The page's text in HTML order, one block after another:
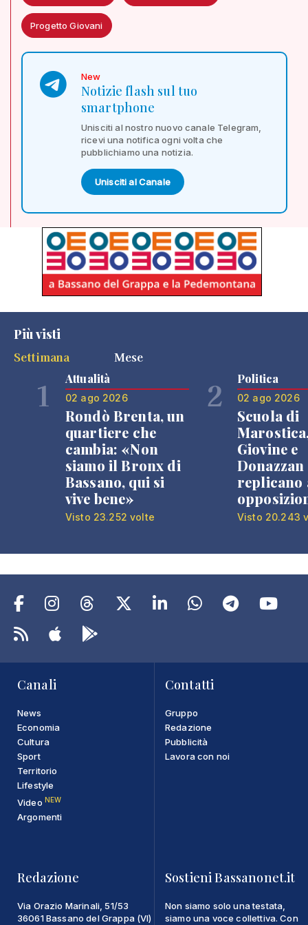
Progetto Giovani
New
Notizie flash sul tuo
smartphone
Unisciti al nostro nuovo canale Telegram,
ricevi una notifica ogni volta che
pubblichiamo una notizia.
Unisciti al Canale
Più visti
Settimana
Mese
1 Attualità
02 ago 2026
Rondò Brenta, un
quartiere che
cambia: «Non
siamo il Bronx di
Bassano, qui si
vive bene»
Visto 23.252 volte
2 Politica
02 ago 2026
Scuola di
Giovine e
Donazzan
replicano
Visto 20.243
Canali
News
Economia
Cultura
Sport
Territorio
Lifestyle
Video NEW
Argomenti
Contatti
Gruppo
Redazione
Pubblicità
Lavora con noi
Redazione
Via Orazio Marinali, 51/53
36061 Bassano del Grappa (VI)
Sostieni Bassanonet.it
Non siamo solo una testata,
siamo una voce collettiva. Con